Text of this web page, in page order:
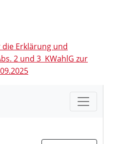
Erklärung und
2 und 3 KWahlG zur